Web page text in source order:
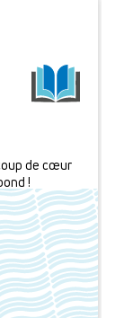
de cœur
!